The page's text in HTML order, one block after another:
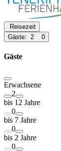
Reisezeit
Gäste: 2 0
Gäste
Erwachsene
2
bis 12 Jahre
0
bis 7 Jahre
0
bis 2 Jahre
0